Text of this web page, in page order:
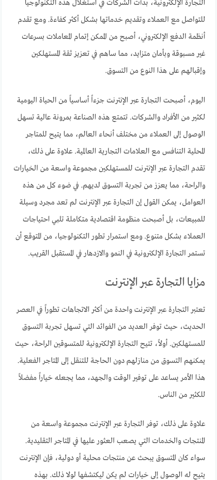
التجارة الإلكترونية، بدأت الشركات في استغلال هذه التكنولوجيا
للتواصل مع العملاء وتقديم خدماتها بشكل أكثر كفاءة. ومع تقدم
أنظمة الدفع الإلكتروني، أصبح من الممكن إتمام المعاملات بسرعات
غير مسبوقة وبأمان متزايد، مما ساهم في تعزيز ثقة المستهلكين
وإقبالهم على هذا النوع من التسوق.
اليوم، أصبحت التجارة عبر الإنترنت جزءاً أساسياً من الحياة اليومية
لكثير من الأفراد والشركات. تتمتع هذه الصناعة بمرونة عالية تسهل
الوصول إلى العملاء من مختلف أنحاء العالم، مما يتيح للمتاجر
المحلية التنافس مع العلامات التجارية العالمية. علاوة على ذلك،
تقدم التجارة عبر الإنترنت للمستهلكين مجموعة واسعة من الخيارات
والراحة، مما يعزز من تجربة التسوق لديهم. في ضوء كل من هذه
العوامل، يمكن القول إن التجارة عبر الإنترنت لم تعد مجرد وسيلة
للمبيعات، بل أصبحت منظومة اقتصادية متكاملة تلبي احتياجات
العملاء بشكل متنوع. ومع استمرار تطور التكنولوجيا، من المتوقع أن
تستمر التجارة الإلكترونية في النمو والازدهار في المستقبل القريب.
مزايا التجارة عبر الإنترنت
تعتبر التجارة عبر الإنترنت واحدة من أكثر الاتجاهات تطوراً في العصر
الحديث، حيث توفر العديد من الفوائد التي تسهل تجربة التسوق
للمستهلكين. أولاً، تتيح التجارة الإلكترونية للمتسوقين الراحة، حيث
يمكنهم التسوق من منازلهم دون الحاجة للتنقل إلى المتاجر الفعلية.
هذا الأمر يساعد على توفير الوقت والجهد، مما يجعله خياراً مفضلاً
للكثير من الناس.
علاوة على ذلك، توفر التجارة عبر الإنترنت مجموعة واسعة من
المنتجات والخدمات التي يصعب العثور عليها في المتاجر التقليدية.
سواء كان المتسوق يبحث عن منتجات محلية أو دولية، فإن الإنترنت
يتيح له الوصول إلى خيارات لم يكن ليكتشفها لولا ذلك. بهذه